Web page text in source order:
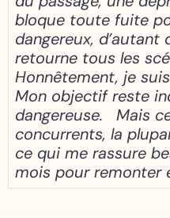
bloque toute fuite
dangereux,
retourne tous les
Honnêtement, je
Mon objectif reste
dangereuse.
Mais
concurrents, la
ce qui me rassure
mois pour remonter